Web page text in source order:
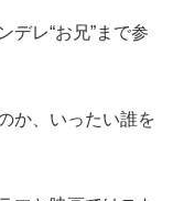
デレ“お兄”まで参
か、いったい誰を